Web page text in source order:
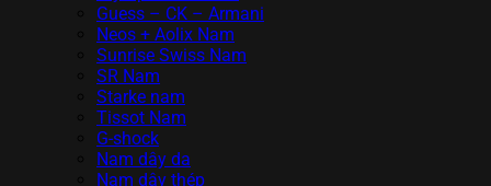
Guess – CK – Armani
Neos + Aolix Nam
Sunrise Swiss Nam
SR Nam
Starke nam
Tissot Nam
G-shock
Nam dây da
Nam dây thép